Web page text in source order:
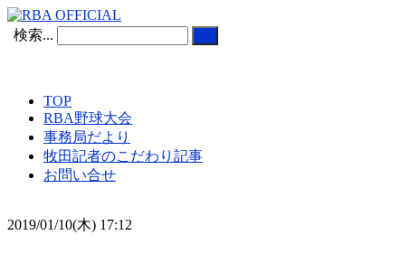
検索...
TOP
RBA野球大会
事務局だより
牧田記者のこだわり記事
お問い合せ
2019/01/10(木) 17:12